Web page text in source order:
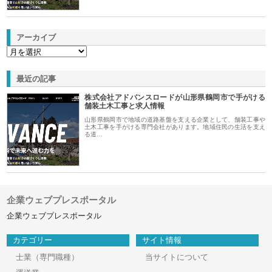
アーカイブ
最近の記事
株式会社アドバンスロードが山形県鶴岡市で手がける
舗装土木工事と求人情報
山形県鶴岡市で地域の道路基盤を支える企業として、舗装工事や
土木工事を手がける専門会社があります。地域住民の生活を支え
る道…
企業ウェブプレスポータル
企業ウェブプレスポータル
カテゴリー
士業（専門職種）
サイト情報
当サイトについて